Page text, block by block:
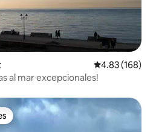
Calificación
4.83 (168)
al mar excepcionales!